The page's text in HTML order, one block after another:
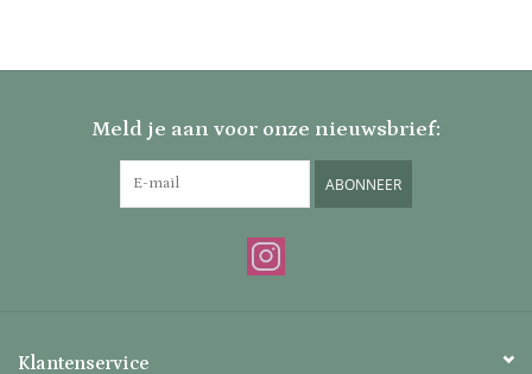
Meld je aan voor onze nieuwsbrief:
ABONNEER
Klantenservice